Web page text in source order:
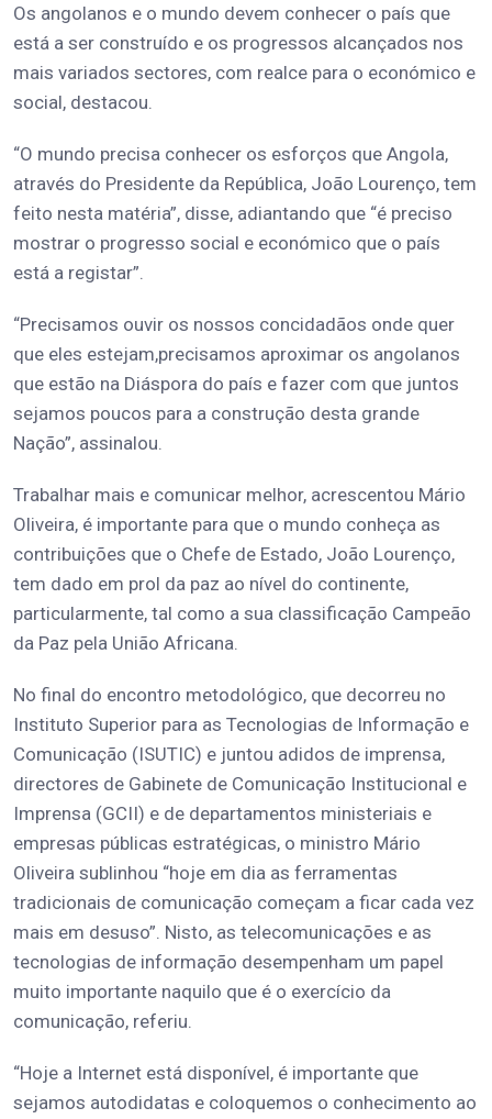
Os angolanos e o mundo devem conhecer o país que
está a ser construído e os progressos alcançados nos
mais variados sectores, com realce para o económico e
social, destacou.
“O mundo precisa conhecer os esforços que Angola,
através do Presidente da República, João Lourenço, tem
feito nesta matéria”, disse, adiantando que “é preciso
mostrar o progresso social e económico que o país
está a registar”.
“Precisamos ouvir os nossos concidadãos onde quer
que eles estejam,precisamos aproximar os angolanos
que estão na Diáspora do país e fazer com que juntos
sejamos poucos para a construção desta grande
Nação”, assinalou.
Trabalhar mais e comunicar melhor, acrescentou Mário
Oliveira, é importante para que o mundo conheça as
contribuições que o Chefe de Estado, João Lourenço,
tem dado em prol da paz ao nível do continente,
particularmente, tal como a sua classificação Campeão
da Paz pela União Africana.
No final do encontro metodológico, que decorreu no
Instituto Superior para as Tecnologias de Informação e
Comunicação (ISUTIC) e juntou adidos de imprensa,
directores de Gabinete de Comunicação Institucional e
Imprensa (GCII) e de departamentos ministeriais e
empresas públicas estratégicas, o ministro Mário
Oliveira sublinhou “hoje em dia as ferramentas
tradicionais de comunicação começam a ficar cada vez
mais em desuso”. Nisto, as telecomunicações e as
tecnologias de informação desempenham um papel
muito importante naquilo que é o exercício da
comunicação, referiu.
“Hoje a Internet está disponível, é importante que
sejamos autodidatas e coloquemos o conhecimento ao